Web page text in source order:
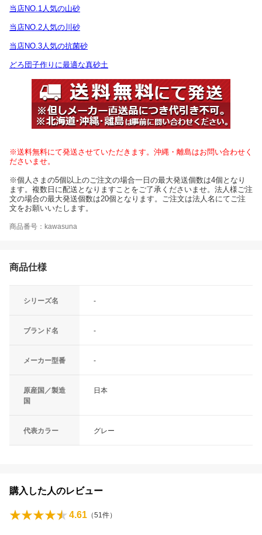
当店NO.1人気の山砂
当店NO.2人気の川砂
当店NO.3人気の抗菌砂
どろ団子作りに最適な真砂土
※送料無料にて発送させていただきます。沖縄・離島はお問い合わせく
ださいませ。
※個人さまの5個以上のご注文の場合一日の最大発送個数は4個となり
ます。複数日に配送となりますことをご了承くださいませ。法人様ご注
文の場合の最大発送個数は20個となります。ご注文は法人名にてご注
文をお願いいたします。
商品番号：kawasuna
商品仕様
シリーズ名 -
ブランド名 -
メーカー型番 -
原産国／製造
国
日本
代表カラー グレー
購入した人のレビュー
4.61 （51件）